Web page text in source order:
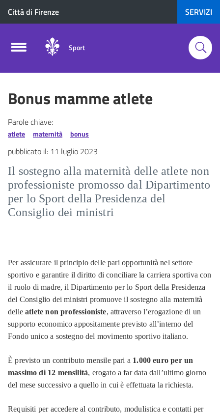
Città di Firenze SERVIZI
Sport
Bonus mamme atlete
Parole chiave:
atlete maternità bonus
pubblicato il: 11 luglio 2023
Il sostegno alla maternità delle atlete non
professioniste promosso dal Dipartimento
per lo Sport della Presidenza del
Consiglio dei ministri
Per assicurare il principio delle pari opportunità nel settore
sportivo e garantire il diritto di conciliare la carriera sportiva con
il ruolo di madre, il Dipartimento per lo Sport della Presidenza
del Consiglio dei ministri promuove il sostegno alla maternità
delleatlete non professioniste, attraverso l’erogazione di un
supporto economico appositamente previsto all’interno del
Fondo unico a sostegno del movimento sportivo italiano.
È previsto un contributo mensile pari a 1.000 euro per un
massimo di 12 mensilità, erogato a far data dall’ultimo giorno
del mese successivo a quello in cui è effettuata la richiesta.
Requisiti per accedere al contributo, modulistica e contatti per